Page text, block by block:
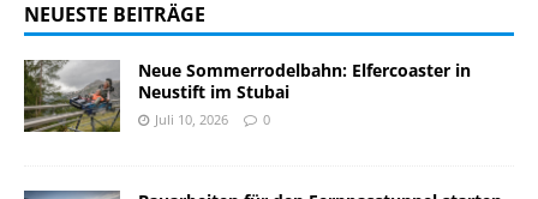
NEUESTE BEITRÄGE
Neue Sommerrodelbahn: Elfercoaster in
Neustift im Stubai
Juli 10, 2026 0